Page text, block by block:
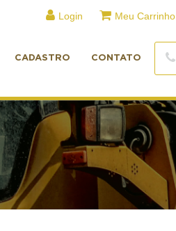
Login Meu Carrinho
CADASTRO CONTATO